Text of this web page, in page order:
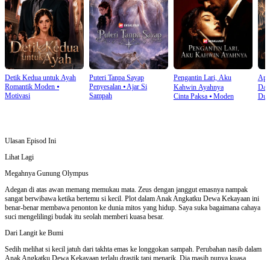
Detik Kedua untuk Ayah
Romantik Moden ⦁
Motivasi
Puteri Tanpa Sayap
Penyesalan⦁Ajar Si
Sampah
Pengantin Lari, Aku
Kahwin Ayahnya
Cinta Paksa⦁ Moden
Api
Ulasan Episod Ini
Lihat Lagi
Megahnya Gunung Olympus
Adegan di atas awan memang memukau mata. Zeus dengan janggut emasnya nampak
sangat berwibawa ketika bertemu si kecil. Plot dalam Anak Angkatku Dewa Kekayaan ini
benar-benar membawa penonton ke dunia mitos yang hidup. Saya suka bagaimana cahaya
suci mengelilingi budak itu seolah memberi kuasa besar.
Dari Langit ke Bumi
Sedih melihat si kecil jatuh dari takhta emas ke longgokan sampah. Perubahan nasib dalam
Anak Angkatku Dewa Kekayaan terlalu drastik tapi menarik. Dia masih punya kuasa